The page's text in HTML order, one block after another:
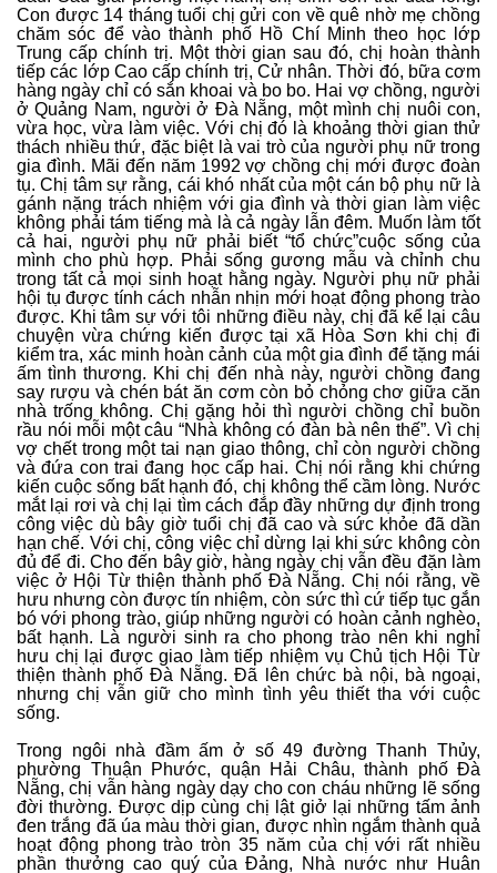
Con được 14 tháng tuổi chị gửi con về quê nhờ mẹ chồng
chăm sóc để vào thành phố Hồ Chí Minh theo học lớp
Trung cấp chính trị. Một thời gian sau đó, chị hoàn thành
tiếp các lớp Cao cấp chính trị, Cử nhân. Thời đó, bữa cơm
hàng ngày chỉ có sắn khoai và bo bo. Hai vợ chồng, người
ở Quảng Nam, người ở Đà Nẵng, một mình chị nuôi con,
vừa học, vừa làm việc. Với chị đó là khoảng thời gian thử
thách nhiều thứ, đặc biệt là vai trò của người phụ nữ trong
gia đình. Mãi đến năm 1992 vợ chồng chị mới được đoàn
tụ. Chị tâm sự rằng, cái khó nhất của một cán bộ phụ nữ là
gánh nặng trách nhiệm với gia đình và thời gian làm việc
không phải tám tiếng mà là cả ngày lẫn đêm. Muốn làm tốt
cả hai, người phụ nữ phải biết “tổ chức”cuộc sống của
mình cho phù hợp. Phải sống gương mẫu và chỉnh chu
trong tất cả mọi sinh hoạt hằng ngày. Người phụ nữ phải
hội tụ được tính cách nhẫn nhịn mới hoạt động phong trào
được. Khi tâm sự với tôi những điều này, chị đã kể lại câu
chuyện vừa chứng kiến được tại xã Hòa Sơn khi chị đi
kiểm tra, xác minh hoàn cảnh của một gia đình để tặng mái
ấm tình thương. Khi chị đến nhà này, người chồng đang
say rượu và chén bát ăn cơm còn bỏ chỏng chơ giữa căn
nhà trống không. Chị gặng hỏi thì người chồng chỉ buồn
rầu nói mỗi một câu “Nhà không có đàn bà nên thế”. Vì chị
vợ chết trong một tai nạn giao thông, chỉ còn người chồng
và đứa con trai đang học cấp hai. Chị nói rằng khi chứng
kiến cuộc sống bất hạnh đó, chị không thể cầm lòng. Nước
mắt lại rơi và chị lại tìm cách đắp đầy những dự định trong
công việc dù bây giờ tuổi chị đã cao và sức khỏe đã dần
hạn chế. Với chị, công việc chỉ dừng lại khi sức không còn
đủ để đi. Cho đến bây giờ, hàng ngày chị vẫn đều đặn làm
việc ở Hội Từ thiện thành phố Đà Nẵng. Chị nói rằng, về
hưu nhưng còn được tín nhiệm, còn sức thì cứ tiếp tục gắn
bó với phong trào, giúp những người có hoàn cảnh nghèo,
bất hạnh. Là người sinh ra cho phong trào nên khi nghỉ
hưu chị lại được giao làm tiếp nhiệm vụ Chủ tịch Hội Từ
thiện thành phố Đà Nẵng. Đã lên chức bà nội, bà ngoại,
nhưng chị vẫn giữ cho mình tình yêu thiết tha với cuộc
sống.
Trong ngôi nhà đầm ấm ở số 49 đường Thanh Thủy,
phường Thuận Phước, quận Hải Châu, thành phố Đà
Nẵng, chị vẫn hàng ngày dạy cho con cháu những lẽ sống
đời thường. Được dịp cùng chị lật giở lại những tấm ảnh
đen trắng đã úa màu thời gian, được nhìn ngắm thành quả
hoạt động phong trào tròn 35 năm của chị với rất nhiều
phần thưởng cao quý của Đảng, Nhà nước như Huân